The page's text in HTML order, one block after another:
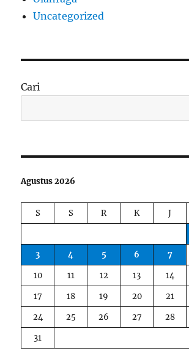
Uncategorized
Cari
Agustus 2026
S S R K J
3
4 5 6 7
10
11 12 13 14
17
18 19 20 21
24
25 26 27 28
31